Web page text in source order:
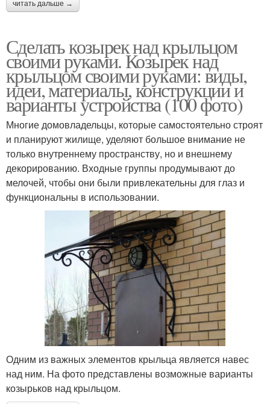
читать дальше →
Сделать козырек над крыльцом
своими руками. Козырек над
крыльцом своими руками: виды,
идеи, материалы, конструкции и
варианты устройства (100 фото)
Многие домовладельцы, которые самостоятельно строят
и планируют жилище, уделяют большое внимание не
только внутреннему пространству, но и внешнему
декорированию. Входные группы продумывают до
мелочей, чтобы они были привлекательны для глаз и
функциональны в использовании.
Одним из важных элементов крыльца является навес
над ним. На фото представлены возможные варианты
козырьков над крыльцом.